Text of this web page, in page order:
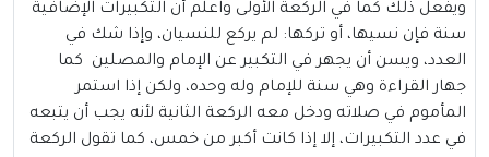
ويفعل ذلك كما في الركعة الأولى واعلم أن التكبيرات الإضافية
سنة فإن نسيها، أو تركها: لم يركع للنسيان، وإذا شك في
العدد، ويسن أن يجهر في التكبير عن الإمام والمصلين كما
جهار القراءة وهي سنة للإمام وله وحده، ولكن إذا استمر
المأموم في صلاته ودخل معه الركعة الثانية لأنه يجب أن يتبعه
في عدد التكبيرات، إلا إذا كانت أكبر من خمس، كما تقول الركعة